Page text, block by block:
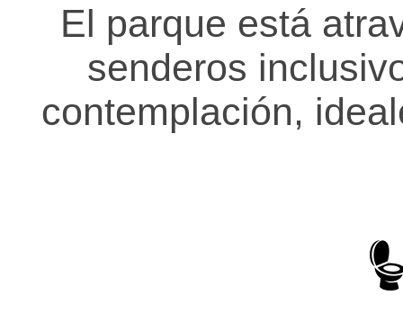
El parque está
senderos
contemplación,